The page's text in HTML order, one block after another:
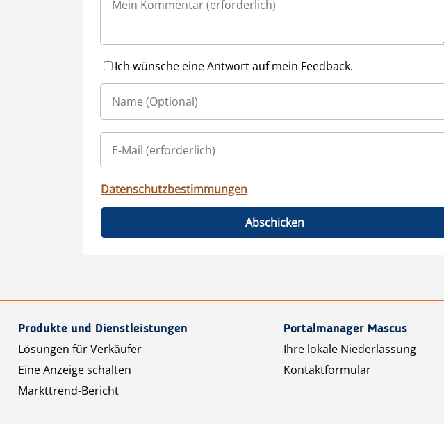
Ich wünsche eine Antwort auf mein Feedback.
Datenschutzbestimmungen
Abschicken
Produkte und Dienstleistungen
Lösungen für Verkäufer
Eine Anzeige schalten
Markttrend-Bericht
Portalmanager Mascus
Ihre lokale Niederlassung
Kontaktformular